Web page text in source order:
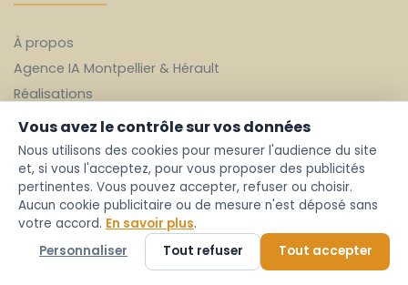
À propos
Agence IA Montpellier & Hérault
Réalisations
L'équipe
Blog
Audelalia vs ESN
Audit IA gratuit
Contact
Vous avez le contrôle sur vos données
Nous utilisons des cookies pour mesurer l'audience du site
et, si vous l'acceptez, pour vous proposer des publicités
pertinentes. Vous pouvez accepter, refuser ou choisir.
Aucun cookie publicitaire ou de mesure n'est déposé sans
votre accord. En savoir plus.
Personnaliser
Tout refuser Tout accepter